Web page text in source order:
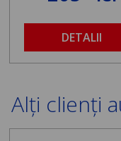
DETALII
Alți clienți